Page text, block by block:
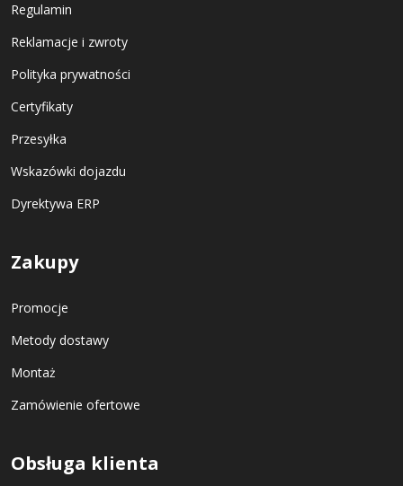
Regulamin
Reklamacje i zwroty
Polityka prywatności
Certyfikaty
Przesyłka
Wskazówki dojazdu
Dyrektywa ERP
Zakupy
Promocje
Metody dostawy
Montaż
Zamówienie ofertowe
Obsługa klienta